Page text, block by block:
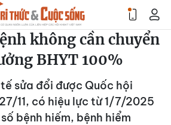
không cần chuyển
BHYT 100%
sửa đổi được Quốc hội
11, có hiệu lực từ 1/7/2025
bệnh hiếm, bệnh hiểm